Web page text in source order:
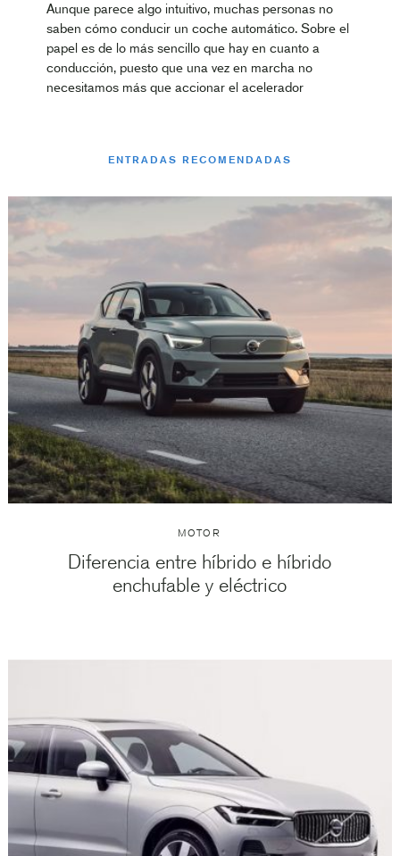
Aunque parece algo intuitivo, muchas personas no
saben cómo conducir un coche automático. Sobre el
papel es de lo más sencillo que hay en cuanto a
conducción, puesto que una vez en marcha no
necesitamos más que accionar el acelerador
ENTRADAS RECOMENDADAS
MOTOR
Diferencia entre híbrido e híbrido
enchufable y eléctrico